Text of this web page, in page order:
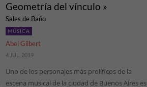
Geometría del vínculo »
Sales de Baño
MÚSICA
Abel Gilbert
4 JUL, 2019
Uno de los personajes más prolíficos de la
escena musical de la ciudad de Buenos Aires es